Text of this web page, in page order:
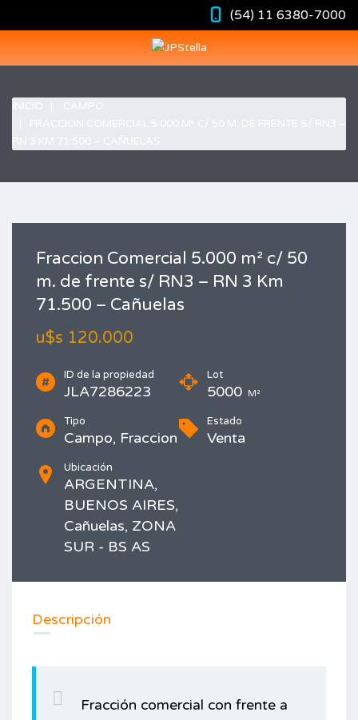
(54) 11 6380-7000
Fraccion Comercial 5.000 m² c/ 50
m. de frente s/ RN3 – RN 3 Km
71.500 – Cañuelas
u$s 120.000
ID de la propiedad
JLA7286223
Lot
5000 M²
Tipo
Campo, Fraccion
Estado
Venta
Ubicación
ARGENTINA,
BUENOS AIRES,
Cañuelas, ZONA
SUR - BS AS
Descripción
Fracción comercial con frente a